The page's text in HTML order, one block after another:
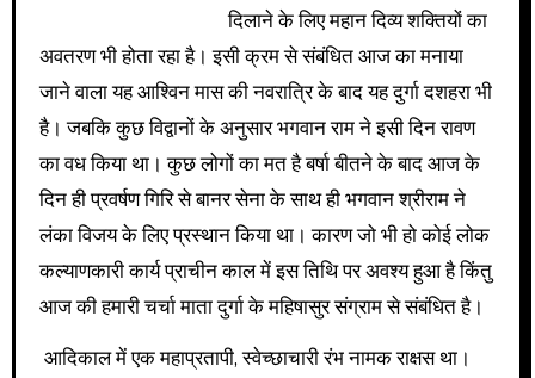
दिलाने के लिए महान दिव्य शक्तियों का
अवतरण भी होता रहा है। इसी क्रम से संबंधित आज का मनाया
जाने वाला यह आश्विन मास की नवरात्रि के बाद यह दुर्गा दशहरा भी
है। जबकि कुछ विद्वानों के अनुसार भगवान राम ने इसी दिन रावण
का वध किया था। कुछ लोगों का मत है बर्षा बीतने के बाद आज के
दिन ही प्रवर्षण गिरि से बानर सेना के साथ ही भगवान श्रीराम ने
लंका विजय के लिए प्रस्थान किया था। कारण जो भी हो कोई लोक
कल्याणकारी कार्य प्राचीन काल में इस तिथि पर अवश्य हुआ है किंतु
आज की हमारी चर्चा माता दुर्गा के महिषासुर संग्राम से संबंधित है।
आदिकाल में एक महाप्रतापी, स्वेच्छाचारी रंभ नामक राक्षस था।